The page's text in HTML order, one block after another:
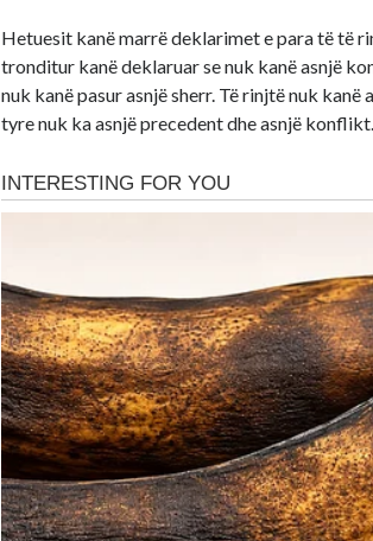
Hetuesit kanë marrë deklarimet e para të të
tronditur kanë deklaruar se nuk kanë asnjë
nuk kanë pasur asnjë sherr. Të rinjtë nuk
tyre nuk ka asnjë precedent dhe asnjë konflikt.